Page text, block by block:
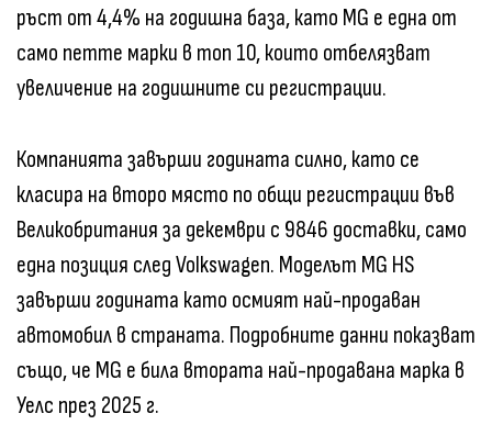
ръст от 4,4% на годишна база, като MG е една от
само петте марки в топ 10, които отбелязват
увеличение на годишните си регистрации.
Компанията завърши годината силно, като се
класира на второ място по общи регистрации във
Великобритания за декември с 9846 доставки, само
една позиция след Volkswagen. Моделът MG HS
завърши годината като осмият най-продаван
автомобил в страната. Подробните данни показват
също, че MG е била втората най-продавана марка в
Уелс през 2025 г.